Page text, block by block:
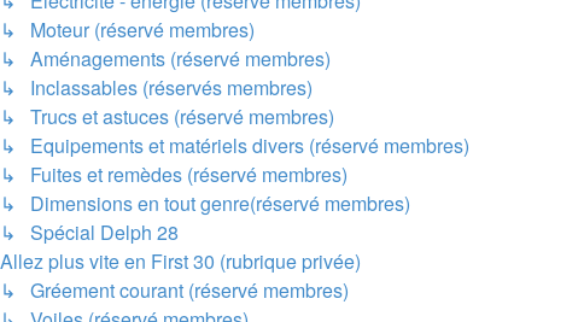
↳ Moteur (réservé membres)
↳ Aménagements (réservé membres)
↳ Inclassables (réservés membres)
↳ Trucs et astuces (réservé membres)
↳ Equipements et matériels divers (réservé membres)
↳ Fuites et remèdes (réservé membres)
↳ Dimensions en tout genre(réservé membres)
↳ Spécial Delph 28
Allez plus vite en First 30 (rubrique privée)
↳ Gréement courant (réservé membres)